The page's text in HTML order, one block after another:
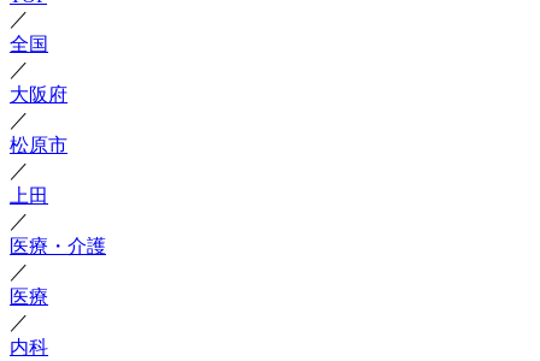
／
全国
／
大阪府
／
松原市
／
上田
／
医療・介護
／
医療
／
内科